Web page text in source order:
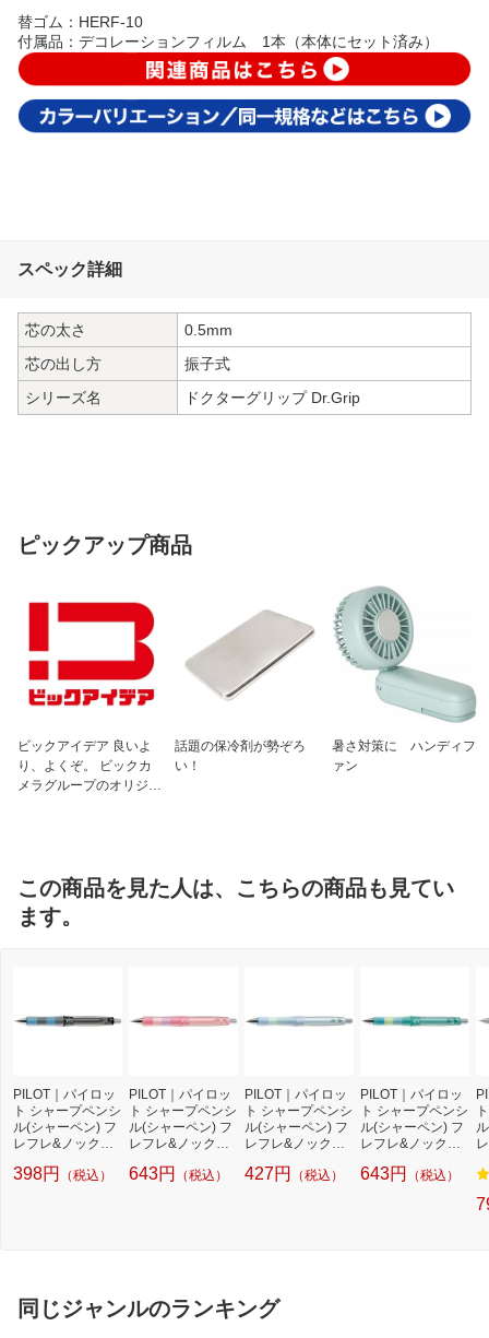
替ゴム：HERF-10
付属品：デコレーションフィルム 1本（本体にセット済み）
スペック詳細
芯の太さ
0.5mm
芯の出し方
振子式
シリーズ名
ドクターグリップ Dr.Grip
ピックアップ商品
ビックアイデア 良いよ
り、よくぞ。 ビックカ
メラグループのオリジナ
話題の保冷剤が勢ぞろ
い！
暑さ対策に ハンディフ
ァン
この商品を見た人は、こちらの商品も見てい
ます。
PILOT｜パイロッ
ト シャープペンシ
ル(シャーペン) フ
レフレ&ノック式
CL プレイボーダ
398円 （税込）
PILOT｜パイロッ
ト シャープペンシ
ル(シャーペン) フ
レフレ&ノック式
CL プレイボーダ
643円 （税込）
PILOT｜パイロッ
ト シャープペンシ
ル(シャーペン) フ
レフレ&ノック式
CL プレイボーダ
427円 （税込）
PILOT｜パイロッ
ト シャープペンシ
ル(シャーペン) フ
レフレ&ノック式
CL プレイボーダ
643円 （税込）
同じジャンルのランキング